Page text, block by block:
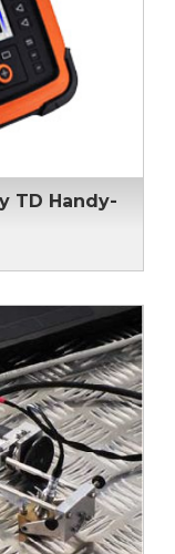
TD Handy-